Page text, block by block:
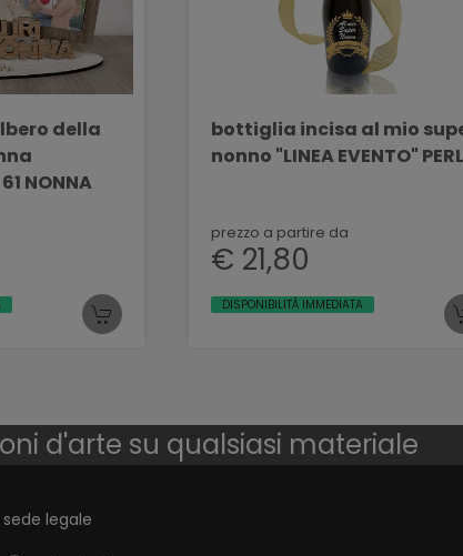
della
NONNA
bottiglia incisa al mio super
nonno "LINEA EVENTO"
prezzo a partire da
€ 21,80
DISPONIBILITÀ IMMEDIATA
d'arte su qualsiasi materiale
sede legale